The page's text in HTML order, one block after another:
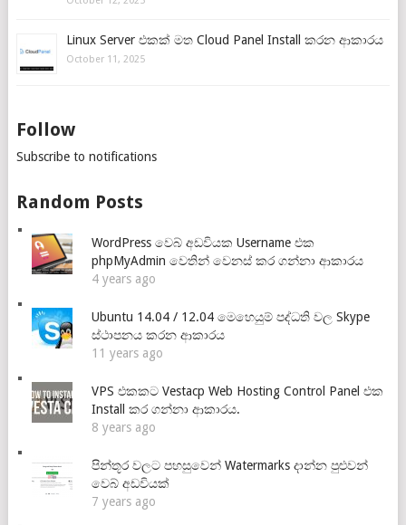
Linux Server එකක් මත Cloud Panel Install කරන ආකාරය
October 11, 2025
Follow
Subscribe to notifications
Random Posts
WordPress වෙබ් අඩවියක Username එක
phpMyAdmin වෙතින් වෙනස් කර ගන්නා ආකාරය
4 years ago
Ubuntu 14.04 / 12.04 මෙහෙයුම් පද්ධති වල Skype
ස්ථාපනය කරන ආකාරය
11 years ago
VPS එකකට Vestacp Web Hosting Control Panel එක
Install කර ගන්නා ආකාරය.
8 years ago
පින්තූර වලට පහසුවෙන් Watermarks දාන්න පුළුවන්
වෙබ් අඩවියක්
7 years ago